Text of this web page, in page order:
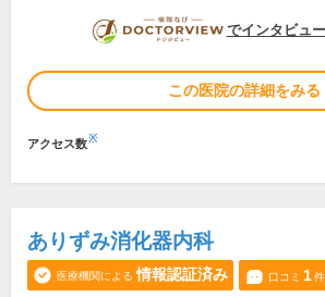
DOCTORVIEW
でインタビュ
この医院の詳細をみる
アクセス数※
ありずみ消化器内科
医療機関による 情報認証済み 口コミ 1件